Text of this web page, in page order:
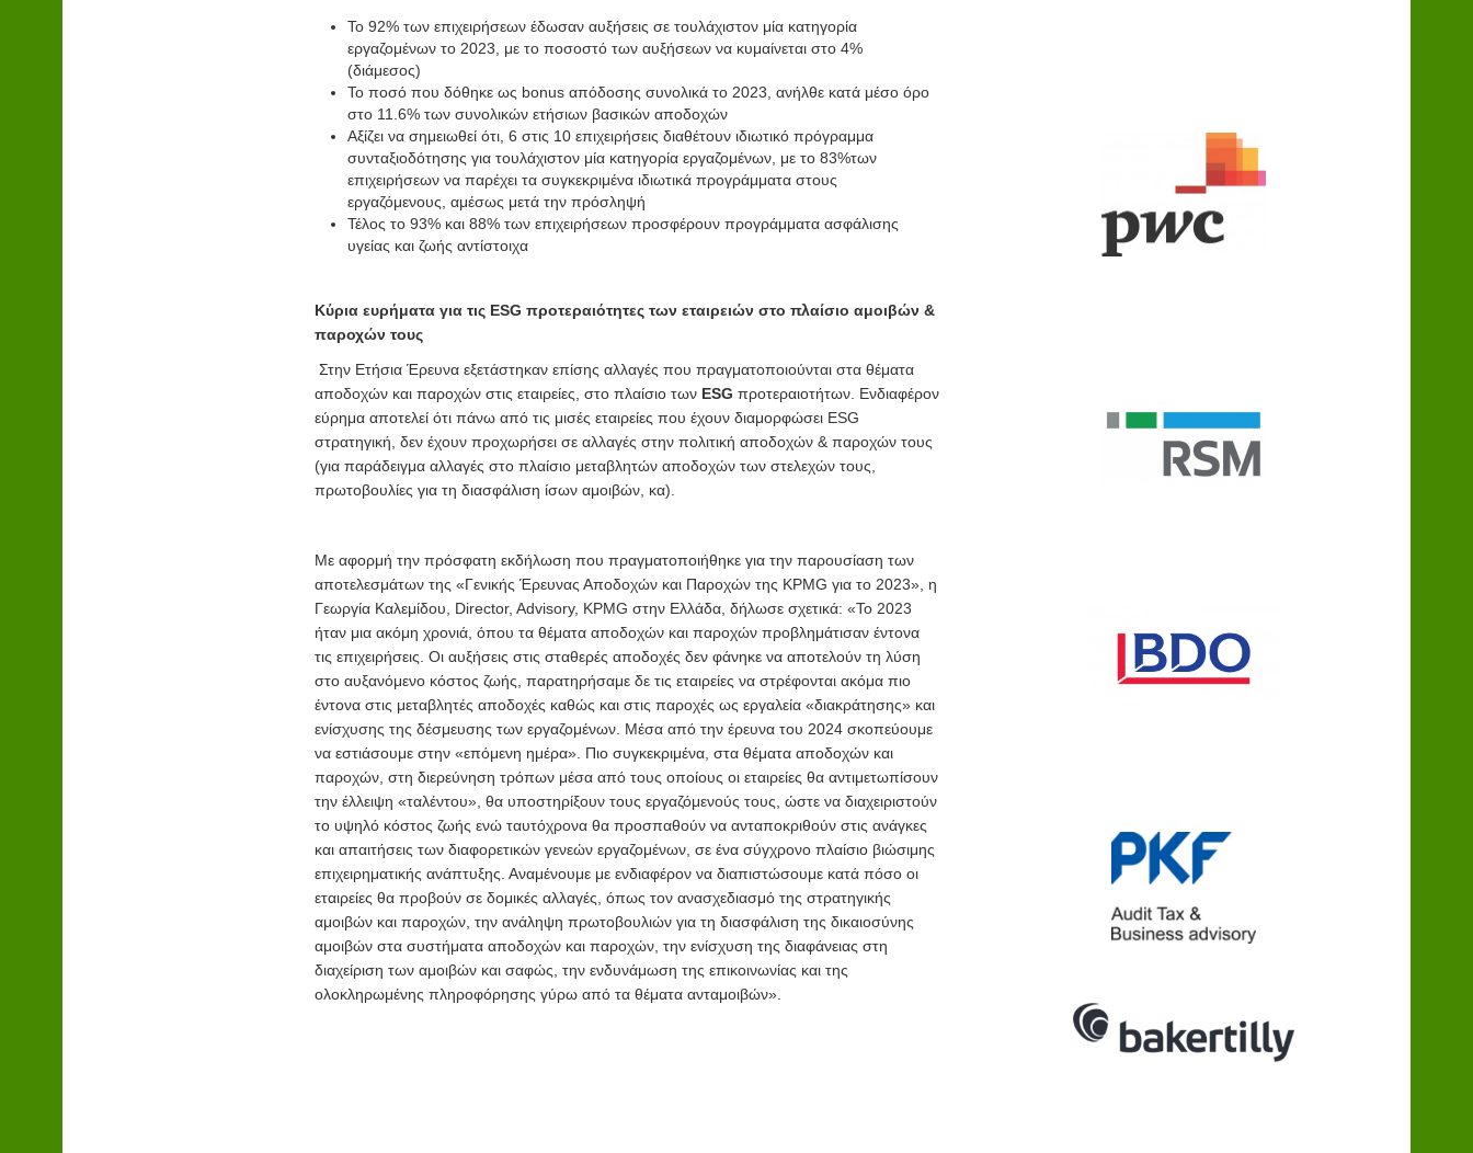
Το 92% των επιχειρήσεων έδωσαν αυξήσεις σε τουλάχιστον μία κατηγορία
εργαζομένων το 2023, με το ποσοστό των αυξήσεων να κυμαίνεται στο 4%
(διάμεσος)
Το ποσό που δόθηκε ως bonus απόδοσης συνολικά το 2023, ανήλθε κατά μέσο όρο
στο 11.6% των συνολικών ετήσιων βασικών αποδοχών
Αξίζει να σημειωθεί ότι, 6 στις 10 επιχειρήσεις διαθέτουν ιδιωτικό πρόγραμμα
συνταξιοδότησης για τουλάχιστον μία κατηγορία εργαζομένων, με το 83%των
επιχειρήσεων να παρέχει τα συγκεκριμένα ιδιωτικά προγράμματα στους
εργαζόμενους, αμέσως μετά την πρόσληψή
Τέλος το 93% και 88% των επιχειρήσεων προσφέρουν προγράμματα ασφάλισης
υγείας και ζωής αντίστοιχα
Κύρια ευρήματα για τις ESG προτεραιότητες των εταιρειών στο πλαίσιο αμοιβών &
παροχών τους
Στην Ετήσια Έρευνα εξετάστηκαν επίσης αλλαγές που πραγματοποιούνται στα θέματα
αποδοχών και παροχών στις εταιρείες, στο πλαίσιο των ESG προτεραιοτήτων. Ενδιαφέρον
εύρημα αποτελεί ότι πάνω από τις μισές εταιρείες που έχουν διαμορφώσει ESG
στρατηγική, δεν έχουν προχωρήσει σε αλλαγές στην πολιτική αποδοχών & παροχών τους
(για παράδειγμα αλλαγές στο πλαίσιο μεταβλητών αποδοχών των στελεχών τους,
πρωτοβουλίες για τη διασφάλιση ίσων αμοιβών, κα).
Με αφορμή την πρόσφατη εκδήλωση που πραγματοποιήθηκε για την παρουσίαση των
αποτελεσμάτων της «Γενικής Έρευνας Αποδοχών και Παροχών της KPMG για το 2023», η
Γεωργία Καλεμίδου, Director, Advisory, KPMG στην Ελλάδα, δήλωσε σχετικά: «Το 2023
ήταν μια ακόμη χρονιά, όπου τα θέματα αποδοχών και παροχών προβλημάτισαν έντονα
τις επιχειρήσεις. Οι αυξήσεις στις σταθερές αποδοχές δεν φάνηκε να αποτελούν τη λύση
στο αυξανόμενο κόστος ζωής, παρατηρήσαμε δε τις εταιρείες να στρέφονται ακόμα πιο
έντονα στις μεταβλητές αποδοχές καθώς και στις παροχές ως εργαλεία «διακράτησης» και
ενίσχυσης της δέσμευσης των εργαζομένων. Μέσα από την έρευνα του 2024 σκοπεύουμε
να εστιάσουμε στην «επόμενη ημέρα». Πιο συγκεκριμένα, στα θέματα αποδοχών και
παροχών, στη διερεύνηση τρόπων μέσα από τους οποίους οι εταιρείες θα αντιμετωπίσουν
την έλλειψη «ταλέντου», θα υποστηρίξουν τους εργαζόμενούς τους, ώστε να διαχειριστούν
το υψηλό κόστος ζωής ενώ ταυτόχρονα θα προσπαθούν να ανταποκριθούν στις ανάγκες
και απαιτήσεις των διαφορετικών γενεών εργαζομένων, σε ένα σύγχρονο πλαίσιο βιώσιμης
επιχειρηματικής ανάπτυξης. Αναμένουμε με ενδιαφέρον να διαπιστώσουμε κατά πόσο οι
εταιρείες θα προβούν σε δομικές αλλαγές, όπως τον ανασχεδιασμό της στρατηγικής
αμοιβών και παροχών, την ανάληψη πρωτοβουλιών για τη διασφάλιση της δικαιοσύνης
αμοιβών στα συστήματα αποδοχών και παροχών, την ενίσχυση της διαφάνειας στη
διαχείριση των αμοιβών και σαφώς, την ενδυνάμωση της επικοινωνίας και της
ολοκληρωμένης πληροφόρησης γύρω από τα θέματα ανταμοιβών».